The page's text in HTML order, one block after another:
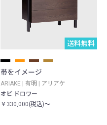
送料無料
帯をイメージ
ARIAKE | 有明 | アリアケ
オビ ドロワー
￥330,000(税込)～